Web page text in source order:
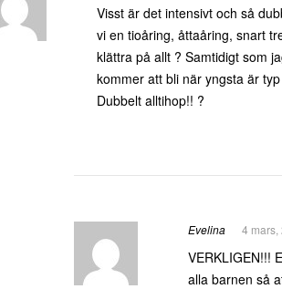
Visst är det intensivt och så
vi en tioåring, åttaåring, snart
klättra på allt ? Samtidigt som
kommer att bli när yngsta är
Dubbelt alltihop!! ?
Evelina 4 mars,
VERKLIGEN!!!
alla barnen så